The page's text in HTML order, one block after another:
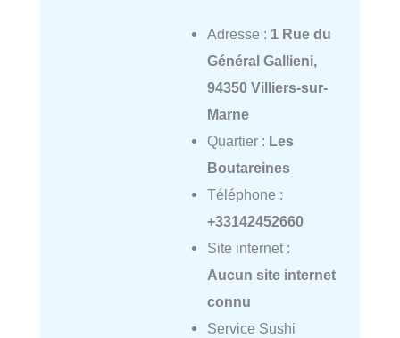
Adresse : 1 Rue du
Général Gallieni,
94350 Villiers-sur-
Marne
Quartier : Les
Boutareines
Téléphone :
+33142452660
Site internet :
Aucun site internet
connu
Service Sushi